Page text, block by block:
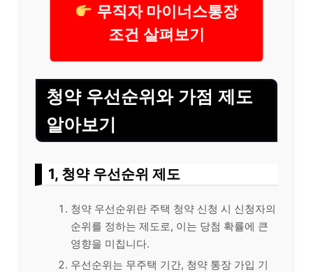
무직자 마이너스통장
조건 살펴보기
청약 우선순위와 가점 제도
알아보기
1, 청약 우선순위 제도
청약 우선순위란 주택 청약 신청 시 신청자의
순위를 정하는 제도로, 이는 당첨 확률에 큰
영향을 미칩니다.
우선순위는 무주택 기간, 청약 통장 가입 기